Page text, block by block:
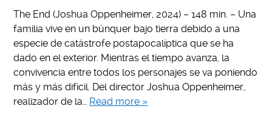
The End (Joshua Oppenheimer, 2024) – 148 min. – Una
familia vive en un búnquer bajo tierra debido a una
especie de catástrofe postapocalíptica que se ha
dado en el exterior. Mientras el tiempo avanza, la
convivencia entre todos los personajes se va poniendo
más y más difícil. Del director Joshua Oppenheimer,
realizador de la… Read more »